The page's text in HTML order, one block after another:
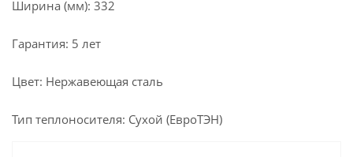
Ширина (мм): 332
Гарантия: 5 лет
Цвет: Нержавеющая сталь
Тип теплоносителя: Сухой (ЕвроТЭН)